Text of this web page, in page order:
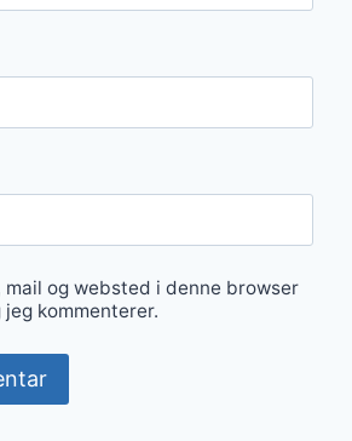
mail og websted i denne browser
kommenterer.